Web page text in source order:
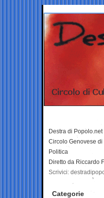
Destra di Popolo.net
Circolo Genovese di
Politica
Diretto da Riccardo
Scrivici:
Categorie